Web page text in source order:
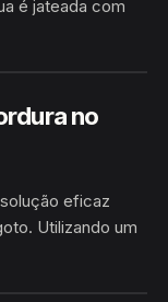
é jateada com
· CAMAÇARI/BA
no
eficaz
Utilizando um
· CAMAÇARI/BA